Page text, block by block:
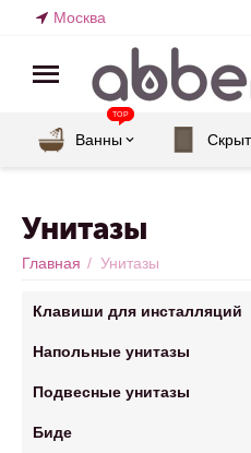
Москва
Ванны
TOP
Унитазы
Главная / Унитазы
Клавиши для инсталляций
Напольные унитазы
Подвесные унитазы
Биде